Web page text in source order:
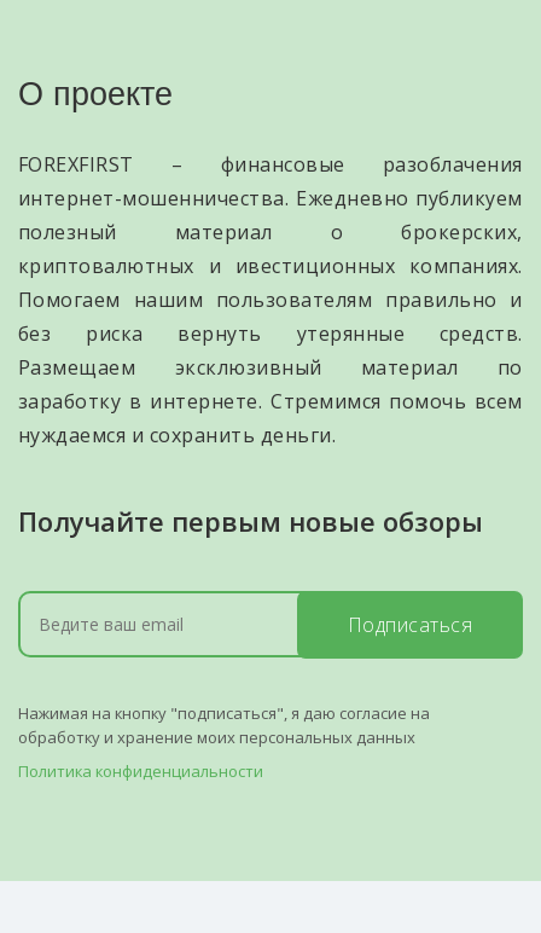
О проекте
FOREXFIRST – финансовые разоблачения
интернет-мошенничества. Ежедневно публикуем
полезный материал о брокерских,
криптовалютных и ивестиционных компаниях.
Помогаем нашим пользователям правильно и
без риска вернуть утерянные средств.
Размещаем эксклюзивный материал по
заработку в интернете. Стремимся помочь всем
нуждаемся и сохранить деньги.
Получайте первым новые обзоры
Подписаться
Нажимая на кнопку "подписаться", я даю согласие на
обработку и хранение моих персональных данных
Политика конфиденциальности